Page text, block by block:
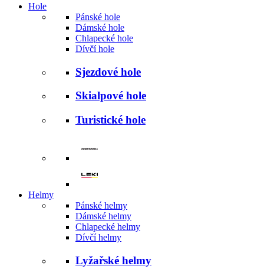
Hole
Pánské hole
Dámské hole
Chlapecké hole
Dívčí hole
Sjezdové hole
Skialpové hole
Turistické hole
Helmy
Pánské helmy
Dámské helmy
Chlapecké helmy
Dívčí helmy
Lyžařské helmy